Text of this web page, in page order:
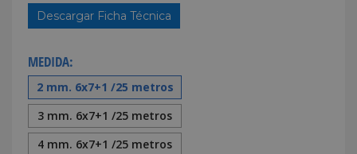
Descargar Ficha Técnica
MEDIDA:
2 mm. 6x7+1 /25 metros
3 mm. 6x7+1 /25 metros
4 mm. 6x7+1 /25 metros